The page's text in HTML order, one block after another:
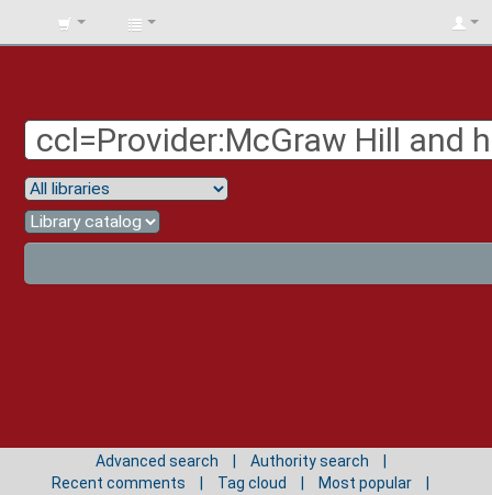
BIBLIOTECA
Advanced search
Authority search
Recent comments
Tag cloud
Most popular